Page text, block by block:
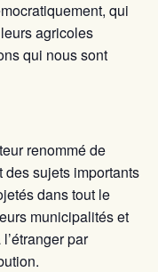
qui
agricoles
qui nous sont
renommé de
sujets importants
dans tout le
municipalités et
par